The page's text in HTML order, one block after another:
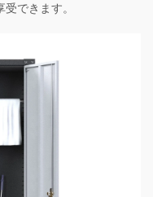
できます。